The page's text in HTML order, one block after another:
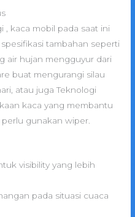
, kaca mobil pada saat ini
tambahan seperti
air hujan mengguyur dari
buat mengurangi silau
atau juga Teknologi
kaca yang membantu
gunakan wiper.
visibility yang lebih
pada situasi cuaca